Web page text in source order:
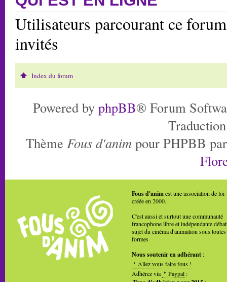
Utilisateurs parcourant ce
invités
Index du forum
Powered by phpBB® Forum
Thème Fous d'anim pour PHPBB
Fous d'animest une association de loi
créée en 2000.
C'est aussi et surtout une communauté
francophone libre et indépendante
sujet du cinéma d'animation sous toutes
formes
Nous soutenir en adhérant :
Allez vous faire fous !
Adhérez via
Paypal :